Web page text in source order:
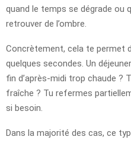
quand le temps se dégrade ou
retrouver de l’ombre.
Concrètement, cela te permet
quelques secondes. Un
fin d’après-midi trop chaude ?
fraîche ? Tu refermes
si besoin.
Dans la majorité des cas, ce